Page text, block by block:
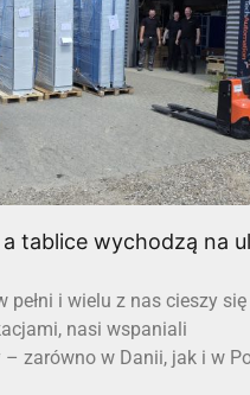
tablice wychodzą na
pełni i wielu z nas cieszy się
nasi wspaniali
– zarówno w Danii, jak i w